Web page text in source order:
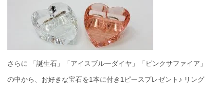
さらに 「誕生石」「アイスブルーダイヤ」「ピンクサファイア」
の中から、お好きな宝石を1本に付き1ピースプレゼント♪ リング